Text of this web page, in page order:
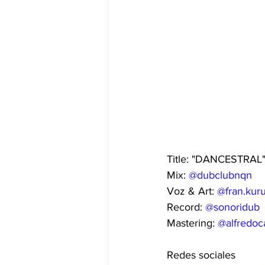
Title: "DANCESTRAL"
Mix: @dubclubnqn
Voz & Art: @fran.kuru
Record: @sonoridub
Mastering:
Redes sociales